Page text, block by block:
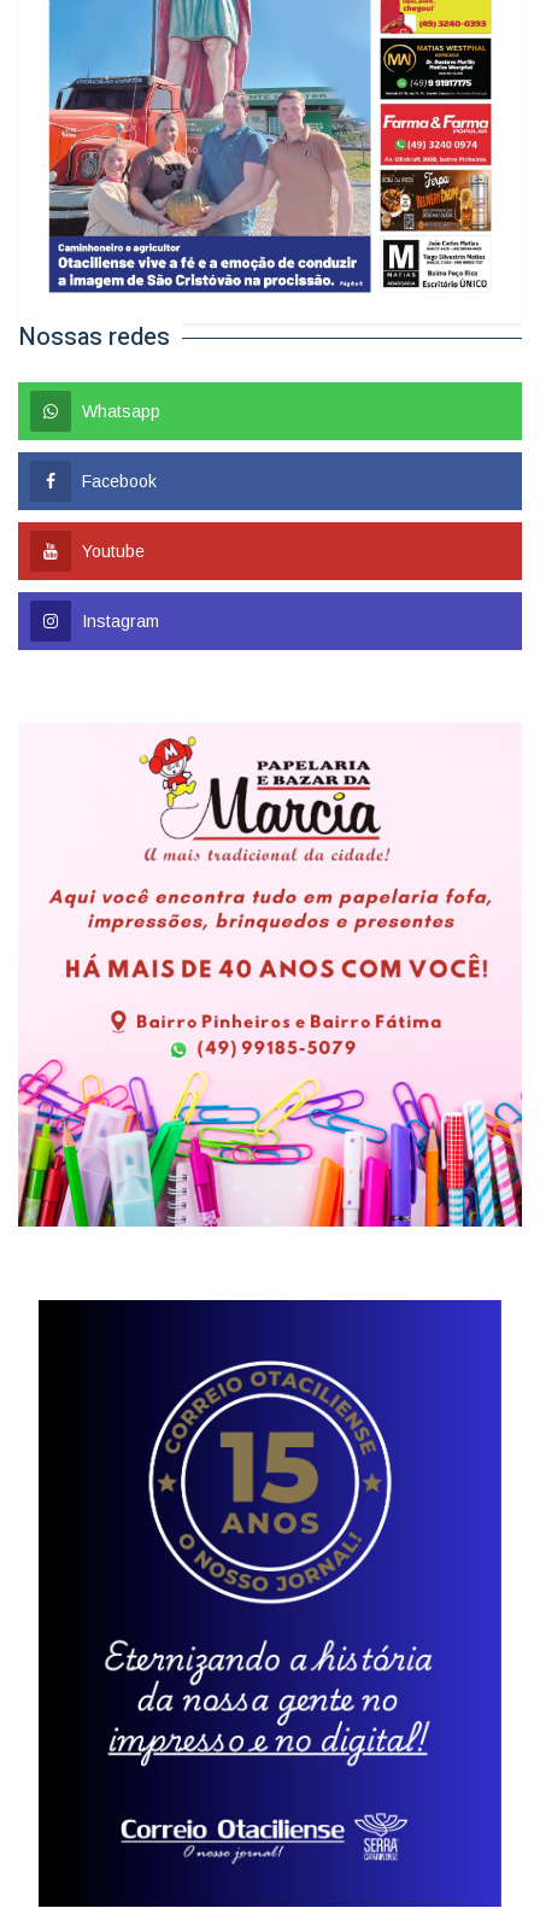
Nossas redes
Whatsapp
Facebook
Youtube
Instagram